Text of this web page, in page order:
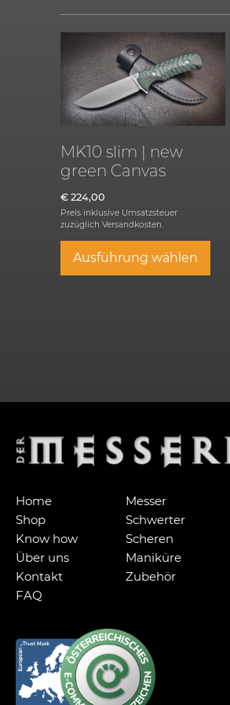
MK10 slim | new
green Canvas
€ 224,00
Preis inklusive Umsatzsteuer
zuzüglichVersandkosten.
Ausführung wählen
Home
Shop
Know how
Über uns
Kontakt
FAQ
Messer
Schwerter
Scheren
Maniküre
Zubehör